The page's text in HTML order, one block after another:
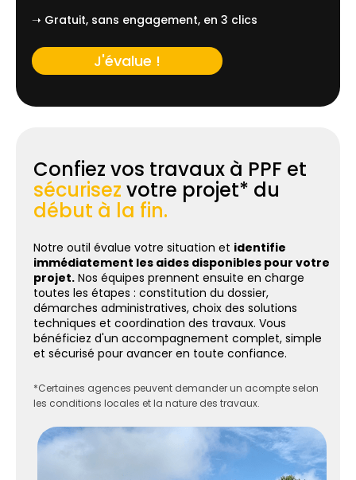
➝ Gratuit, sans engagement, en 3 clics
J'évalue !
Confiez vos travaux à PPF et
sécurisez votre projet* du
début à la fin.
Notre outil évalue votre situation et identifie
immédiatement les aides disponibles pour votre
projet. Nos équipes prennent ensuite en charge
toutes les étapes : constitution du dossier,
démarches administratives, choix des solutions
techniques et coordination des travaux. Vous
bénéficiez d'un accompagnement complet, simple
et sécurisé pour avancer en toute confiance.
*Certaines agences peuvent demander un acompte selon
les conditions locales et la nature des travaux.